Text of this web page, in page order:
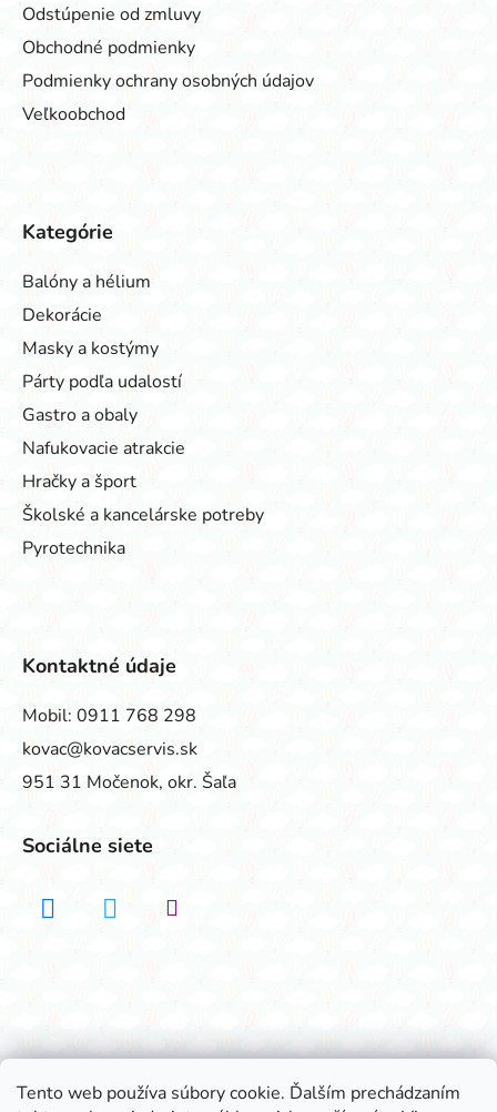
Tento web používa súbory cookie. Ďalším prechádzaním
Odstúpenie od zmluvy
Obchodné podmienky
Podmienky ochrany osobných údajov
Veľkoobchod
Kategórie
Balóny a hélium
Dekorácie
Masky a kostýmy
Párty podľa udalostí
Gastro a obaly
Nafukovacie atrakcie
Hračky a šport
Školské a kancelárske potreby
Pyrotechnika
Kontaktné údaje
Mobil: 0911 768 298
kovac@kovacservis.sk
951 31 Močenok, okr. Šaľa
Sociálne siete